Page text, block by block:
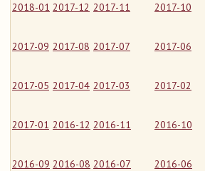
2018-01 2017-12 2017-11 2017-10
2017-09 2017-08 2017-07 2017-06
2017-05 2017-04 2017-03 2017-02
2017-01 2016-12 2016-11 2016-10
2016-09 2016-08 2016-07 2016-06